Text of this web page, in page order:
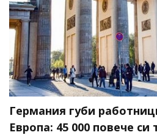
Германия губи
Европа: 45 000 повече си